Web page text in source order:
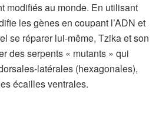
modifiés au monde. En utilisant
les gènes en coupant l’ADN et
se réparer lui-même, Tzika et son
des serpents « mutants » qui
latérales (hexagonales),
écailles ventrales.